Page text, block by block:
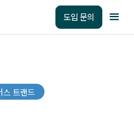
도입 문의
스 트랜드